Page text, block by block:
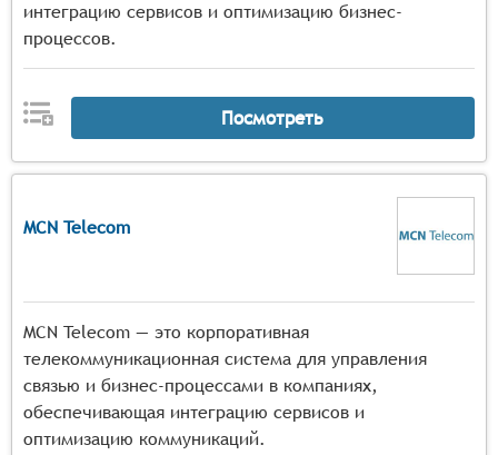
интеграцию сервисов и оптимизацию бизнес-
процессов.
Посмотреть
MCN Telecom
MCN Telecom — это корпоративная
телекоммуникационная система для управления
связью и бизнес-процессами в компаниях,
обеспечивающая интеграцию сервисов и
оптимизацию коммуникаций.